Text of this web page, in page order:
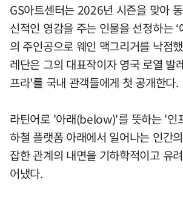
GS아트센터는 2026년 시즌을 맞아
신적인 영감을 주는 인물을 선정하는 ‘
의 주인공으로 웨인 맥그리거를 낙점
레단은 그의 대표작이자 영국 로열 발
프라'를 국내 관객들에게 첫 공개한다.
라틴어로 '아래(below)'를 뜻하는 '인
하철 플랫폼 아래에서 일어나는 인간
잡한 관계의 내면을 기하학적이고 유
어냈다.